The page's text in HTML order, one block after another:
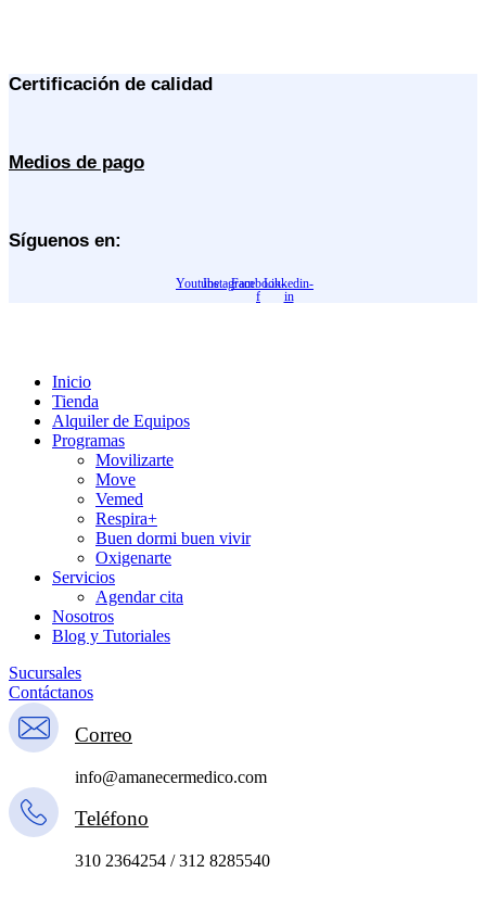
Certificación de calidad
Medios de pago
Síguenos en:
YoutubeInstagramFacebook-
f
Linkedin-
in
Inicio
Tienda
Alquiler de Equipos
Programas
Movilizarte
Move
Vemed
Respira+
Buen dormi buen vivir
Oxigenarte
Servicios
Agendar cita
Nosotros
Blog y Tutoriales
Sucursales
Contáctanos
Correo
info@amanecermedico.com
Teléfono
310 2364254 / 312 8285540